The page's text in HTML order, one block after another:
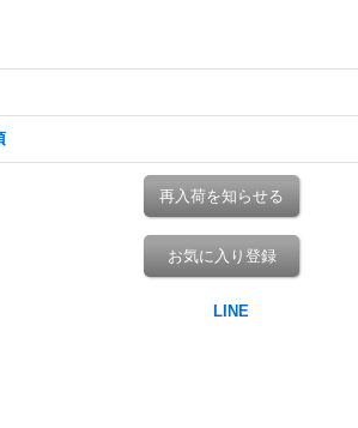
再入荷を知らせる
お気に入り登録